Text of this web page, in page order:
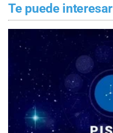
Te puede interesar